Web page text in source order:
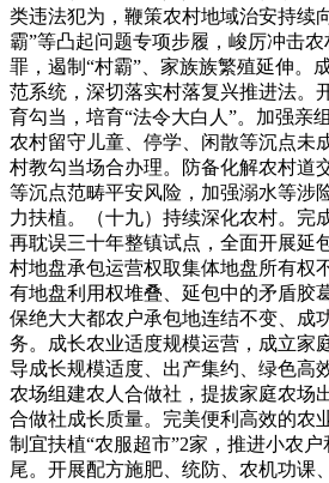
类违法犯为，鞭策农村地域治安持续
霸”等凸起问题专项步履，峻厉冲击
罪，遏制“村霸”、家族族繁殖延伸。
范系统，深切落实村落复兴推进法。
育勾当，培育“法令大白人”。加强亲
农村留守儿童、停学、闲散等沉点未
村教勾当场合办理。防备化解农村道
等沉点范畴平安风险，加强溺水等涉
力扶植。（十九）持续深化农村。完
再耽误三十年整镇试点，全面开展延
村地盘承包运营权取集体地盘所有权
有地盘利用权堆叠、延包中的矛盾胶
保绝大大都农户承包地连结不变、成
务。成长农业适度规模运营，成立家
导成长规模适度、出产集约、绿色高
农场组建农人合做社，提拔家庭农场
合做社成长质量。完美便利高效的农
制宜扶植“农服超市”2家，推进小农
尾。开展配方施肥、统防、农机功课